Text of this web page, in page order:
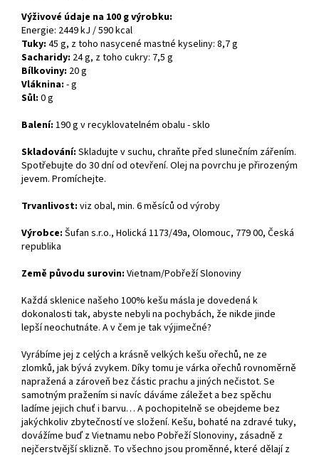
Výživové údaje na 100 g výrobku:
Energie: 2449 kJ / 590 kcal
Tuky: 45 g, z toho nasycené mastné kyseliny: 8,7 g
Sacharidy: 24 g, z toho cukry: 7,5 g
Bílkoviny: 20 g
Vláknina: - g
Sůl: 0 g
Balení: 190 g v recyklovatelném obalu - sklo
Skladování: Skladujte v suchu, chraňte před slunečním zářením.
Spotřebujte do 30 dní od otevření. Olej na povrchu je přirozeným
jevem. Promíchejte.
Trvanlivost: viz obal, min. 6 měsíců od výroby
Výrobce: Šufan s.r.o., Holická 1173/49a, Olomouc, 779 00, Česká
republika
Země původu surovin: Vietnam/Pobřeží Slonoviny
Každá sklenice našeho 100% kešu másla je dovedená k
dokonalosti tak, abyste nebyli na pochybách, že nikde jinde
lepší neochutnáte. A v čem je tak výjimečné?
Vyrábíme jej z celých a krásně velkých kešu ořechů, ne ze
zlomků, jak bývá zvykem. Díky tomu je várka ořechů rovnoměrně
napražená a zároveň bez částic prachu a jiných nečistot. Se
samotným pražením si navíc dáváme záležet a bez spěchu
ladíme jejich chuť i barvu… A pochopitelně se obejdeme bez
jakýchkoliv zbytečností ve složení. Kešu, bohaté na zdravé tuky,
dovážíme buď z Vietnamu nebo Pobřeží Slonoviny, zásadně z
nejčerstvější sklizně. To všechno jsou proměnné, které dělají z